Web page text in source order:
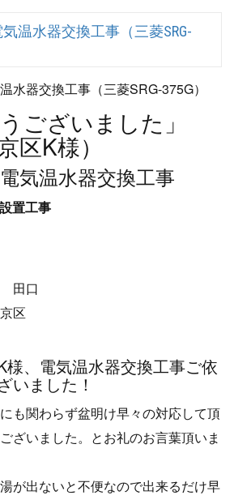
温水器交換工事（三菱SRG-
ございました」
区K様）
気温水器交換工事
置工事
田口
区
様、電気温水器交換工事ご依
いました！
も関わらず盆明け早々の対応して頂
ざいました。とお礼のお言葉頂いま
が出ないと不便なので出来るだけ早